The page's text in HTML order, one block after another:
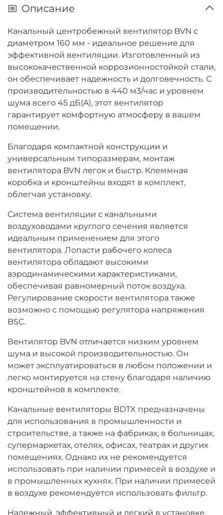
Описание
Канальный центробежный вентилятор BVN с
диаметром 160 мм - идеальное решение для
эффективной вентиляции. Изготовленный из
высококачественной коррозионностойкой стали,
он обеспечивает надежность и долговечность. С
производительностью в 440 м3/час и уровнем
шума всего 45 дБ(A), этот вентилятор
гарантирует комфортную атмосферу в вашем
помещении.
Благодаря компактной конструкции и
универсальным типоразмерам, монтаж
вентилятора BVN легок и быстр. Клеммная
коробка и кронштейны входят в комплект,
облегчая установку.
Система вентиляции с канальными
воздуховодами круглого сечения является
идеальным применением для этого
вентилятора. Лопасти рабочего колеса
вентилятора обладают высокими
аэродинамическими характеристиками,
обеспечивая равномерный поток воздуха.
Регулирование скорости вентилятора также
возможно с помощью регулятора напряжения
BSC.
Вентилятор BVN отличается низким уровнем
шума и высокой производительностью. Он
может эксплуатироваться в любом положении и
легко монтируется на стену благодаря наличию
кронштейнов в комплекте.
Канальные вентиляторы BDTX предназначены
для использования в промышленности и
строительстве, а также на фабриках, в больницах,
супермаркетах, отелях, офисах, театрах и других
помещениях. Однако их не рекомендуется
использовать при наличии примесей в воздухе и
в промышленных кухнях. При наличии примесей
в воздухе рекомендуется использовать фильтр.
Надежный, эффективный и легкий в установке,